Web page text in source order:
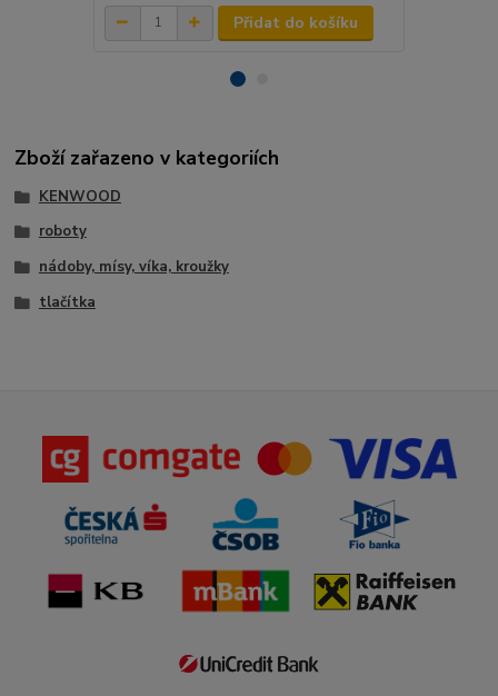
Přidat do košíku
Zboží zařazeno v kategoriích
KENWOOD
roboty
nádoby, mísy, víka, kroužky
tlačítka